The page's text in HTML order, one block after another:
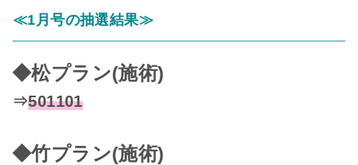
≪1月号の抽選結果≫
◆松プラン(施術)
⇒501101
◆竹プラン(施術)